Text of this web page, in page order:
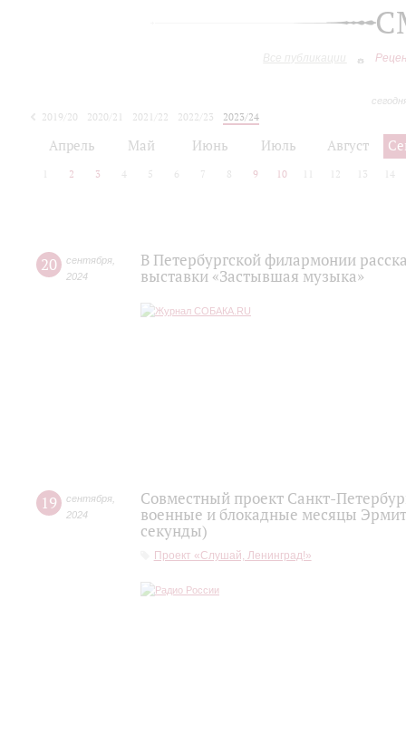
Все публикации
2019/20 2020/21 2021/22 2022/23
2023/24
Апрель Май Июнь Июль Август
2 3 4 5 6 7 8 9 10 12 13 14
20 сентября
2024
В Петербургской филармонии
выставки «Застывшая музыка»
19 сентября
2024
Совместный проект Санкт-
военные и блокадные месяцы
секунды)
Проект «Слушай, Ленинград!»